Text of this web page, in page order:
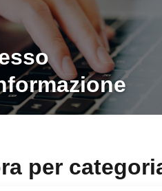
per categoria alla